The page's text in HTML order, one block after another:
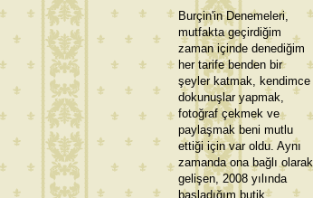
Burçin'in Denemeleri,
mutfakta geçirdiğim
zaman içinde denediğim
her tarife benden bir
şeyler katmak, kendimce
dokunuşlar yapmak,
fotoğraf çekmek ve
paylaşmak beni mutlu
ettiği için var oldu. Aynı
zamanda ona bağlı olarak
gelişen, 2008 yılında
başladığım butik